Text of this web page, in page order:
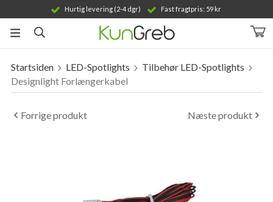
Hurtig levering (2-4 dgr) Fast fragtpris: 59 kr
Produktet er blevet tilføjet til din indkøbskurv
Startsiden LED-Spotlights
Tilbehør LED-Spotlights
Designlight Forlængerkabel
Forrige produkt Næste produkt